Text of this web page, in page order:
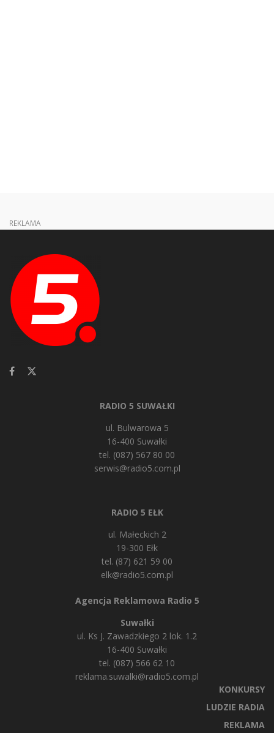
REKLAMA
RADIO 5 SUWAŁKI
ul. Bulwarowa 5
16-400 Suwałki
tel. (087) 567 80 00
serwis@radio5.com.pl
RADIO 5 EŁK
ul. Małeckich 2
19-300 Ełk
tel. (87) 621 59 00
elk@radio5.com.pl
Agencja Reklamowa Radio 5
Suwałki
ul. Ks J. Zawadzkiego 2 lok. 1.2
16-400 Suwałki
tel. (087) 566 62 10
reklama.suwalki@radio5.com.pl
KONKURSY
LUDZIE RADIA
REKLAMA